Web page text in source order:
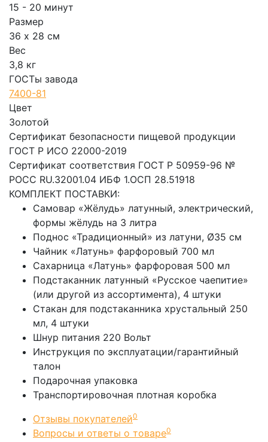
15 - 20 минут
Размер
36 х 28 см
Вес
3,8 кг
ГОСТы завода
7400-81
Цвет
Золотой
Сертификат безопасности пищевой продукции
ГОСТ Р ИСО 22000-2019
Сертификат соответствия ГОСТ Р 50959-96 №
РОСС RU.32001.04 ИБФ 1.ОСП 28.51918
КОМПЛЕКТ ПОСТАВКИ:
Самовар «Жёлудь» латунный, электрический,
формы жёлудь на 3 литра
Поднос «Традиционный» из латуни, Ø35 см
Чайник «Латунь» фарфоровый 700 мл
Сахарница «Латунь» фарфоровая 500 мл
Подстаканник латунный «Русское чаепитие»
(или другой из ассортимента), 4 штуки
Стакан для подстаканника хрустальный 250
мл, 4 штуки
Шнур питания 220 Вольт
Инструкция по эксплуатации/гарантийный
талон
Подарочная упаковка
Транспортировочная плотная коробка
Отзывы покупателей0
Вопросы и ответы о товаре0